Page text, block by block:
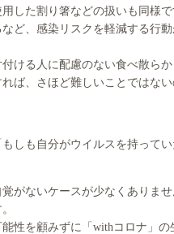
した割り箸などの扱いも同様で
ど、感染リスクを軽減する行動
ける人に配慮のない食べ散ら
ば、さほど難しいことではない
しも自分がウイルスを持って
がないケースが少なくありま
性を顧みずに「withコロナ」の